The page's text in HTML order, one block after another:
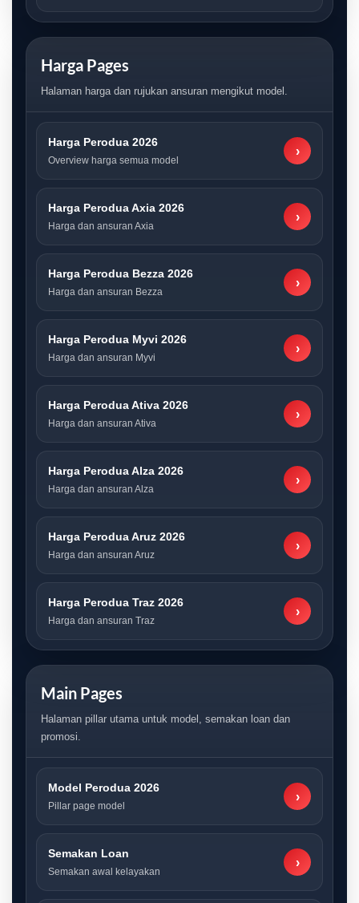
Harga Pages
Halaman harga dan rujukan ansuran mengikut model.
Harga Perodua 2026
Overview harga semua model
›
Harga Perodua Axia 2026
Harga dan ansuran Axia
›
Harga Perodua Bezza 2026
Harga dan ansuran Bezza
›
Harga Perodua Myvi 2026
Harga dan ansuran Myvi
›
Harga Perodua Ativa 2026
Harga dan ansuran Ativa
›
Harga Perodua Alza 2026
Harga dan ansuran Alza
›
Harga Perodua Aruz 2026
Harga dan ansuran Aruz
›
Harga Perodua Traz 2026
Harga dan ansuran Traz
›
Main Pages
Halaman pillar utama untuk model, semakan loan dan
promosi.
Model Perodua 2026
Pillar page model
›
Semakan Loan
Semakan awal kelayakan
›